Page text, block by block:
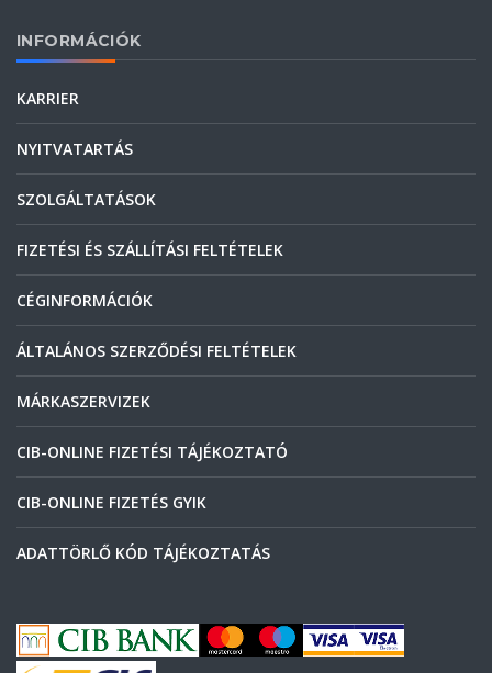
INFORMÁCIÓK
KARRIER
NYITVATARTÁS
SZOLGÁLTATÁSOK
FIZETÉSI ÉS SZÁLLÍTÁSI FELTÉTELEK
CÉGINFORMÁCIÓK
ÁLTALÁNOS SZERZŐDÉSI FELTÉTELEK
MÁRKASZERVIZEK
CIB-ONLINE FIZETÉSI TÁJÉKOZTATÓ
CIB-ONLINE FIZETÉS GYIK
ADATTÖRLŐ KÓD TÁJÉKOZTATÁS